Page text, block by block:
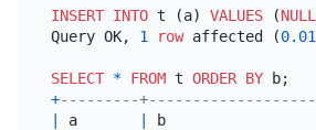
INSERT INTO t (a) VALUES (NULL
Query OK, 1 row affected (0.01
SELECT * FROM t ORDER BY
+---------
|
a |